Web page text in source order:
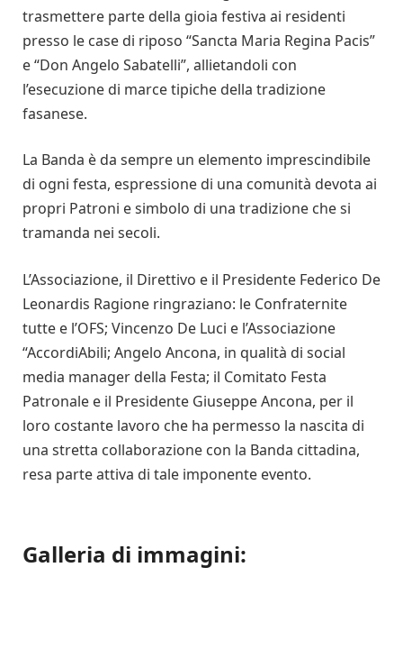
trasmettere parte della gioia festiva ai residenti
presso le case di riposo “Sancta Maria Regina Pacis”
e “Don Angelo Sabatelli”, allietandoli con
l’esecuzione di marce tipiche della tradizione
fasanese.
La Banda è da sempre un elemento imprescindibile
di ogni festa, espressione di una comunità devota ai
propri Patroni e simbolo di una tradizione che si
tramanda nei secoli.
L’Associazione, il Direttivo e il Presidente Federico De
Leonardis Ragione ringraziano: le Confraternite
tutte e l’OFS; Vincenzo De Luci e l’Associazione
“AccordiAbili; Angelo Ancona, in qualità di social
media manager della Festa; il Comitato Festa
Patronale e il Presidente Giuseppe Ancona, per il
loro costante lavoro che ha permesso la nascita di
una stretta collaborazione con la Banda cittadina,
resa parte attiva di tale imponente evento.
Galleria di immagini: